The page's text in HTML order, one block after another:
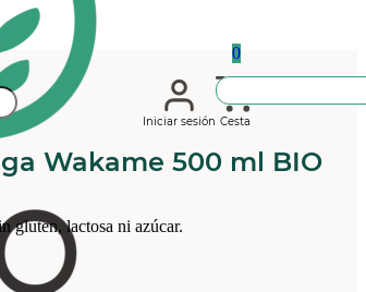
Iniciar sesión
0
Cesta
Wakame 500 ml BIO
gluten, lactosa ni azúcar.